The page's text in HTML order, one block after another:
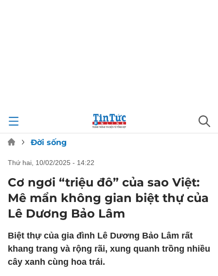
Đời sống
thứ hai, 10/02/2025 - 14:22
Cơ ngơi “triệu đô” của sao Việt:
Mê mẩn không gian biệt thự của
Lê Dương Bảo Lâm
Biệt thự của gia đình Lê Dương Bảo Lâm rất
khang trang và rộng rãi, xung quanh trồng nhiều
cây xanh cùng hoa trái.